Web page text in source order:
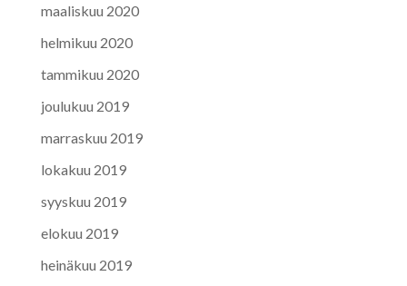
maaliskuu 2020
helmikuu 2020
tammikuu 2020
joulukuu 2019
marraskuu 2019
lokakuu 2019
syyskuu 2019
elokuu 2019
heinäkuu 2019